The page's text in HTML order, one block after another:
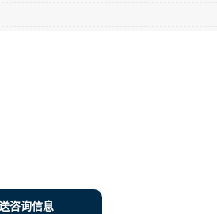
咨询信息